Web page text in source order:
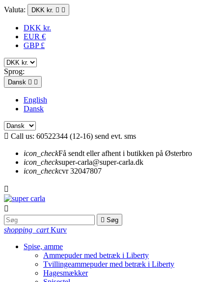
Valuta: DKK kr.  
DKK kr.
EUR €
GBP £
Sprog:
Dansk  
English
Dansk
 Call us: 60522344 (12-16) send evt. sms
icon_checkFå sendt eller afhent i butikken på Østerbro
icon_checksuper-carla@super-carla.dk
icon_checkcvr 32047807


 Søg
shopping_cart Kurv
Spise, amme
Ammepuder med betræk i Liberty
Tvillingeammepuder med betræk i Liberty
Hagesmækker